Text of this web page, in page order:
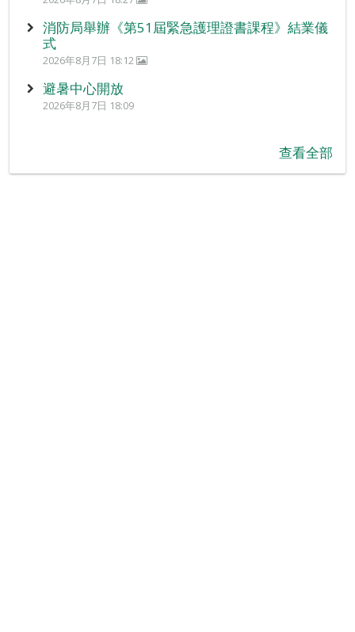
消防局舉辦《第51屆緊急護理證書課程》結業儀
式
2026年8月7日 18:12
避暑中心開放
2026年8月7日 18:09
查看全部